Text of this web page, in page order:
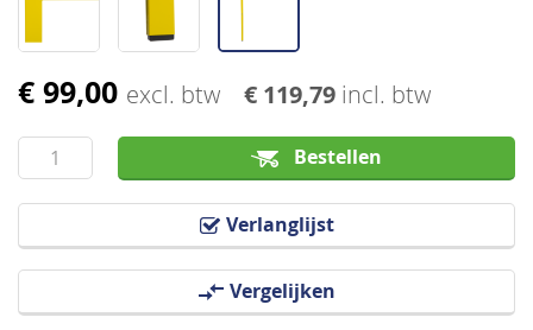
€ 99,00 excl. btw € 119,79 incl. btw
Bestellen
Verlanglijst
Vergelijken
Ga
het
begin
van